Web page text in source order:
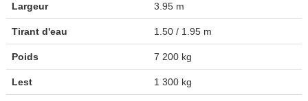
Largeur 3.95 m
Tirant d'eau 1.50 / 1.95 m
Poids 7 200 kg
Lest 1 300 kg